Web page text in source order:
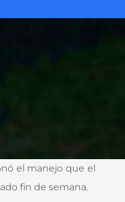
el manejo que el
fin de semana.